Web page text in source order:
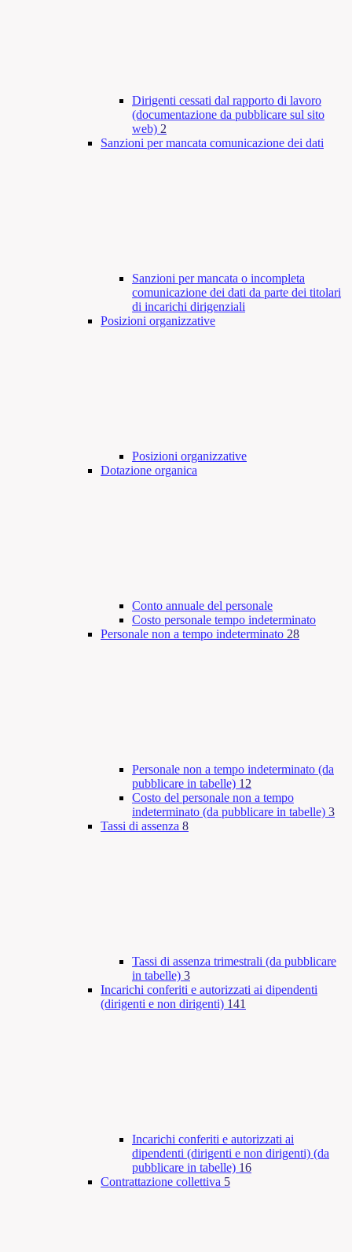
Dirigenti cessati dal rapporto di lavoro
(documentazione da pubblicare sul sito
web) 2
Sanzioni per mancata comunicazione dei dati
Sanzioni per mancata o incompleta
comunicazione dei dati da parte dei titolari
di incarichi dirigenziali
Posizioni organizzative
Posizioni organizzative
Dotazione organica
Conto annuale del personale
Costo personale tempo indeterminato
Personale non a tempo indeterminato 28
Personale non a tempo indeterminato (da
pubblicare in tabelle) 12
Costo del personale non a tempo
indeterminato (da pubblicare in tabelle) 3
Tassi di assenza 8
Tassi di assenza trimestrali (da pubblicare
in tabelle) 3
Incarichi conferiti e autorizzati ai dipendenti
(dirigenti e non dirigenti) 141
Incarichi conferiti e autorizzati ai
dipendenti (dirigenti e non dirigenti) (da
pubblicare in tabelle) 16
Contrattazione collettiva 5